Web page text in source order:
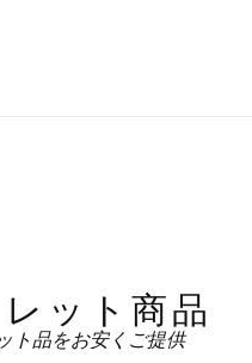
ット商品
ト品をお安くご提供